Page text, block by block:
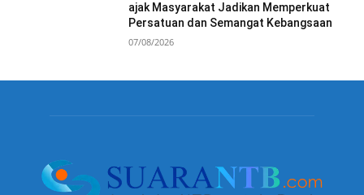
ajak Masyarakat Jadikan Memperkuat
Persatuan dan Semangat Kebangsaan
07/08/2026